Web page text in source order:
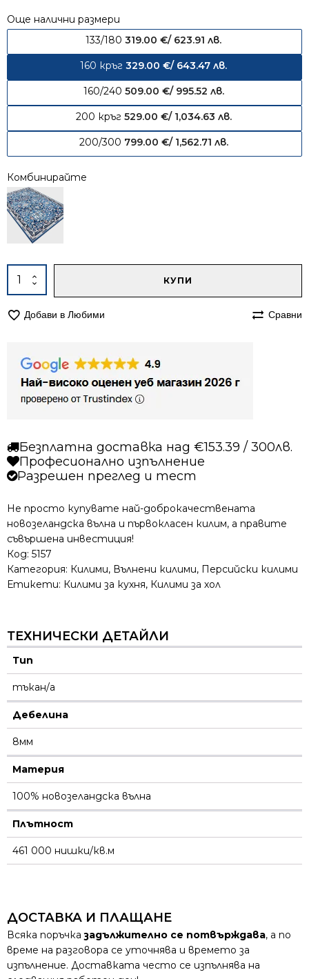
Още налични размери
133/180 319.00 €/ 623.91 лв.
160 кръг 329.00 €/ 643.47 лв.
160/240 509.00 €/ 995.52 лв.
200 кръг 529.00 €/ 1,034.63 лв.
200/300 799.00 €/ 1,562.71 лв.
Комбинирайте
количество
за
килим
810
КУПИ
Добави в Любими Сравни
Безплатна доставка над €153.39 / 300лв.
Професионално изпълнение
Разрешен преглед и тест
Не просто купувате най-доброкачествената
новозеландска вълна и първокласен килим, а правите
съвършена инвестиция!
Код: 5157
Категория: Килими, Вълнени килими, Персийски килими
Етикети: Килими за кухня, Килими за хол
ТЕХНИЧЕСКИ ДЕТАЙЛИ
Тип
тъкан/а
Дебелина
8мм
Материя
100% новозеландска вълна
Плътност
461 000 нишки/кв.м
ДОСТАВКА И ПЛАЩАНЕ
Всяка поръчказадължително се потвърждава, а по
време на разговора се уточнява и времето за
изпълнение. Доставката често се изпълнява на